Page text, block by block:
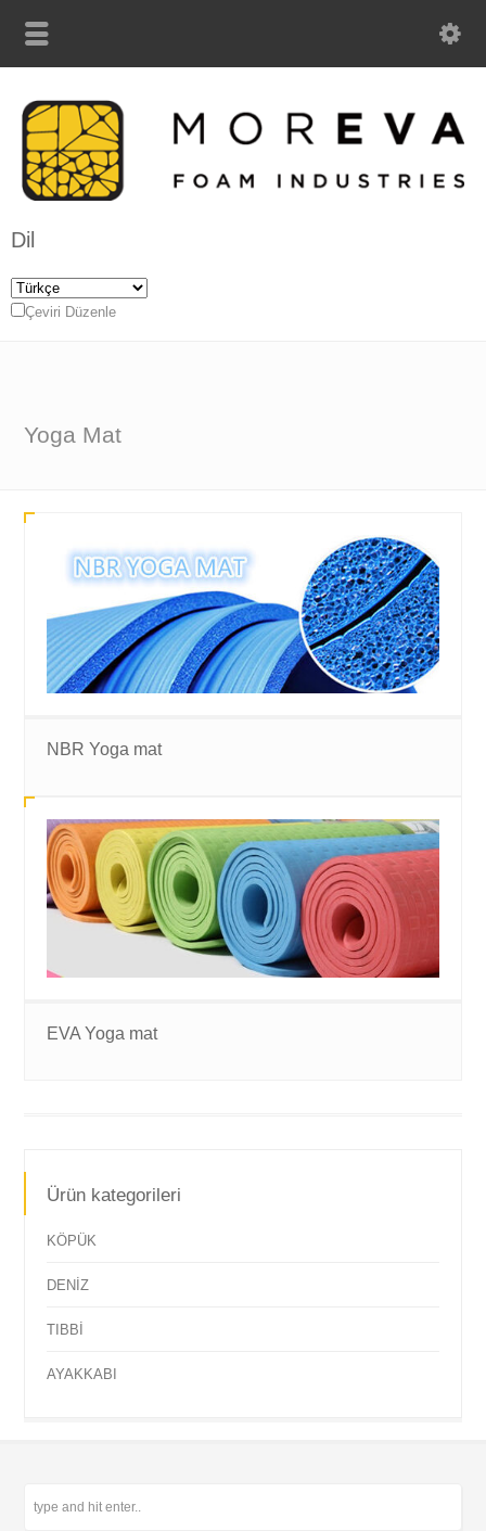
Dil
Çeviri Düzenle
Yoga Mat
NBR Yoga mat
EVA Yoga mat
Ürün kategorileri
KÖPÜK
DENİZ
TIBBİ
AYAKKABI